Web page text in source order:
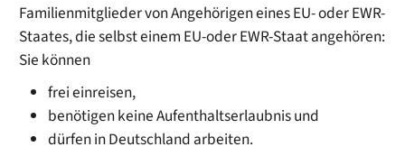
Familienmitglieder von Angehörigen eines EU- oder EWR-
Staates, die selbst einem EU-oder EWR-Staat angehören:
Sie können
frei einreisen,
benötigen keine Aufenthaltserlaubnis und
dürfen in Deutschland arbeiten.